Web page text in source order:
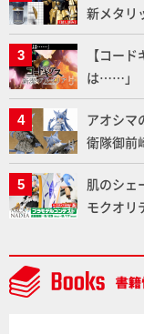
新メタリ
りに!!【
【コー
は……」
アオシマ
衛隊御前
た「おま
通常版の
肌のシェ
モクオリ
デルコン
中】